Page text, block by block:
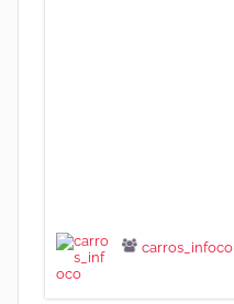
carros_infoco